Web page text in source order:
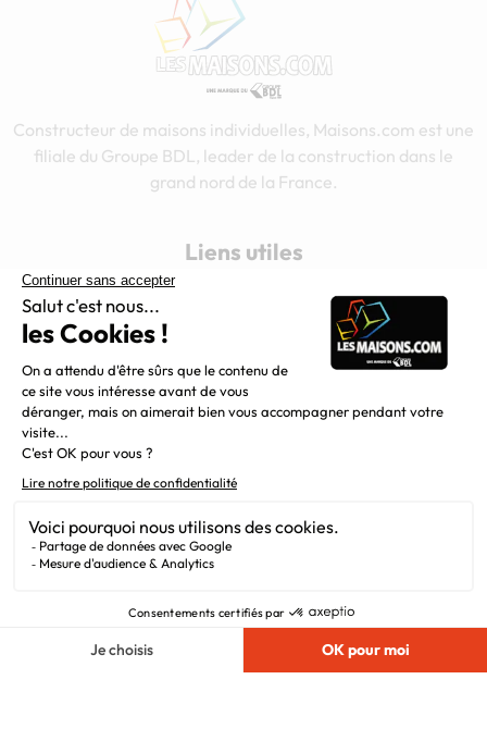
Constructeur de maisons individuelles, Maisons.com est une
filiale du Groupe BDL, leader de la construction dans le
grand nord de la France.
Liens utiles
Mentions légales
Plan du site
Filiales
Chargement...